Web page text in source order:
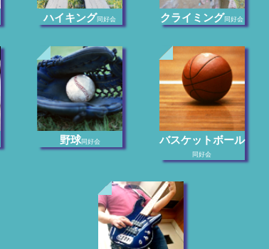
ハイキング 同好会 クライミング同好会
野球同好会 バスケットボール
同好会